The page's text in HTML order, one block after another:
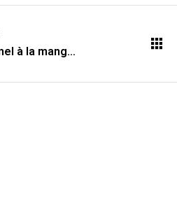
Crème caramel à la mangue